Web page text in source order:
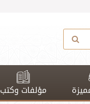
مؤلفات وكتب